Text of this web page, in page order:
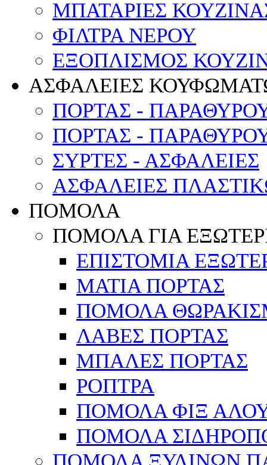
ΜΠΑΤΑΡΙΕΣ
ΦΙΛΤΡΑ ΝΕΡΟΥ
ΕΞΟΠΛΙΣΜΟΣ
ΑΣΦΑΛΕΙΕΣ
ΠΟΡΤΑΣ -
ΠΟΡΤΑΣ -
ΣΥΡΤΕΣ - ΑΣΦΑΛΕΙΕΣ
ΑΣΦΑΛΕΙΕΣ
ΠΟΜΟΛΑ
ΠΟΜΟΛΑ ΓΙΑ
ΕΠΙΣΤΟΜΙΑ
ΜΑΤΙΑ ΠΟΡΤΑΣ
ΠΟΜΟΛΑ
ΛΑΒΕΣ ΠΟΡΤΑΣ
ΜΠΑΛΕΣ ΠΟΡΤΑΣ
ΡΟΠΤΡΑ
ΠΟΜΟΛΑ ΦΙΞ
ΠΟΜΟΛΑ